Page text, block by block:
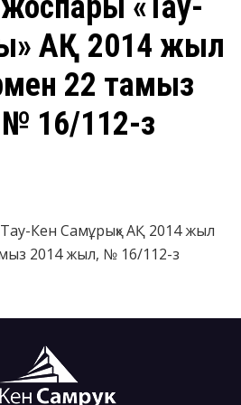
АҚ 2014 жыл
22 тамыз
16/112-з
Кен Самұрық» АҚ 2014 жыл
2014 жыл, № 16/112-з